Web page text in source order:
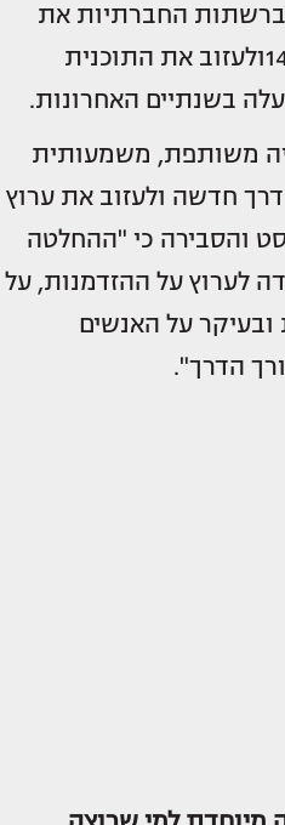
החברתיות את
ההחלטה לעזוב את ערוץ 14ולעזוב את התוכנית
בשנתיים האחרונות.
משותפת, משמעותית
חדשה ולעזוב את ערוץ
והסבירה כי "ההחלטה
לערוץ על ההזדמנות, על
ובעיקר על האנשים
הדרך".